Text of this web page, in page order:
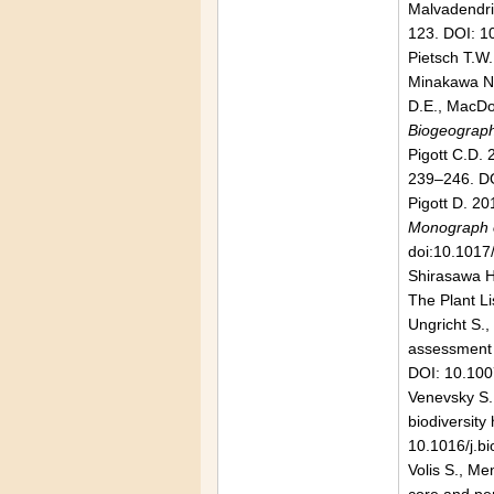
123. DOI:
Pietsch
Minakawa
D.E.,
Pigott C.D.
239–246.
Pigott D.
Monograph
Shirasawa
The Plant
Ungricht
DOI:
Venevsky
biodiversity
10.1016/
Volis S.,